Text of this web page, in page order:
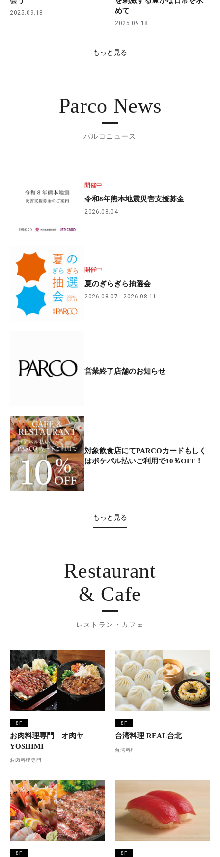
2025.09.18
めて
2025.09.18
もっと見る
Parco News
パルコニュース
開催中
令和8年熊本地震災害支援募金
2026.08.04
開催中
夏のぎらぎら抽選会
2026.08.07 2026.08.11
営業終了店舗のお知らせ
対象飲食店にてPARCOカードもしく
はポケパル払いご利用で10％OFF！
もっと見る
Restaurant
& Cafe
レストラン・カフェ
8F
お肉料理専門 オ肉ヤ
YOSHIMI
お肉料理専門
8F
台湾料理 REAL台北
台湾料理
8F 8F